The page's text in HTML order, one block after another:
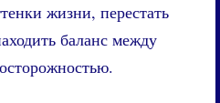
жизни, перестать
баланс между